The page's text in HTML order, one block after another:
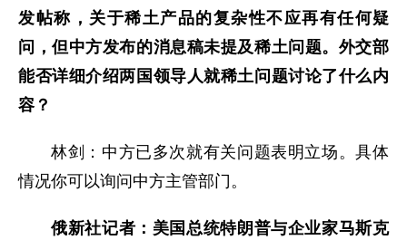
发帖称，关于稀土产品的复杂性不应再有任何疑
问，但中方发布的消息稿未提及稀土问题。外交部
能否详细介绍两国领导人就稀土问题讨论了什么内
容？
林剑：中方已多次就有关问题表明立场。具体
情况你可以询问中方主管部门。
俄新社记者：美国总统特朗普与企业家马斯克